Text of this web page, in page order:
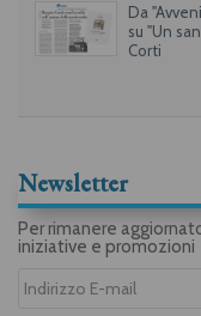
Da
su "Un
Corti
Newsletter
Per rimanere
iniziative e promozioni